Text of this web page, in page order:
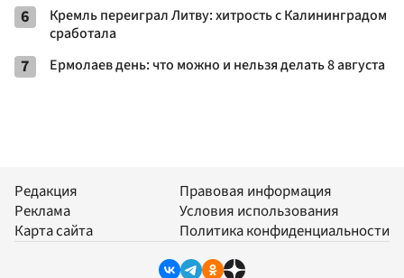
6
Кремль переиграл Литву: хитрость с Калининградом
сработала
7 Ермолаев день: что можно и нельзя делать 8 августа
Редакция
Реклама
Карта сайта
Правовая информация
Условия использования
Политика конфиденциальности